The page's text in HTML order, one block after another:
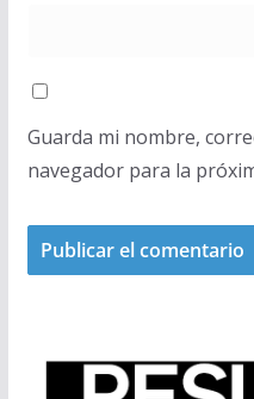
Guarda mi nombre,
navegador para la